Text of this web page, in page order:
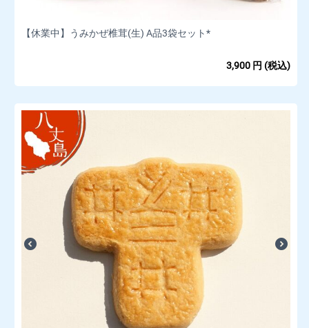
【休業中】うみかぜ椎茸(生) A品3袋セット*
3,900 円 (税込)